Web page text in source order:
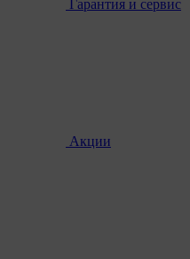
Гарантия и сервис
Акции